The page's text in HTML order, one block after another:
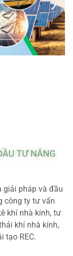
TƯ NĂNG
giải pháp và đầu
công ty tư vấn
khí nhà kính, tư
khí nhà kính,
tạo REC.